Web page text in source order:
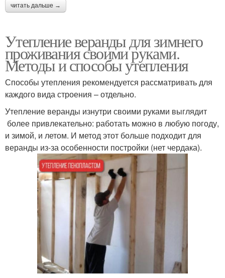
читать дальше →
Утепление веранды для зимнего
проживания своими руками.
Методы и способы утепления
Способы утепления рекомендуется рассматривать для
каждого вида строения – отдельно.
Утепление веранды изнутри своими руками выглядит
более привлекательно: работать можно в любую погоду,
и зимой, и летом. И метод этот больше подходит для
веранды из-за особенности постройки (нет чердака).